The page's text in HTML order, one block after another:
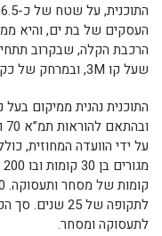
העסקים של בת ים, והיא
הרכבת הקלה, שבקרוב
שעל קו 3M, ובמרחק של כקילומטר מתחנת רכבת ישראל.
התוכנית נהנית ממיקום בעל
לתעסוקה ומסחר.